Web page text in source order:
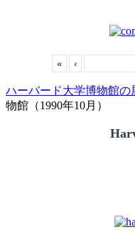
« ‹
ハーバード大学博物館の
物館（1990年10月）